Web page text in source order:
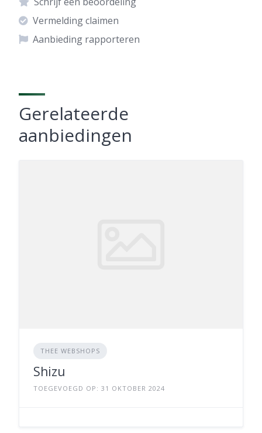
Vermelding claimen
Aanbieding rapporteren
Gerelateerde
aanbiedingen
THEE WEBSHOPS
Shizu
TOEGEVOEGD OP: 31 OKTOBER 2024